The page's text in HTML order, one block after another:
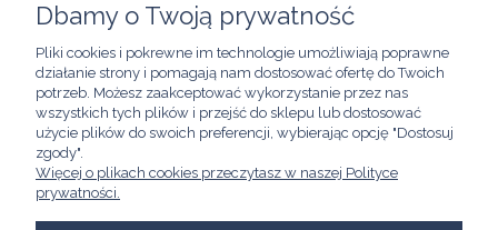
POMOC
MOJE KONTO
INFORMACJE
Kawimet W. Bunia i Spółka, Spółka Jawna
01-230 Warszawa
Dbamy o Twoją prywatność
Pliki cookies i pokrewne im technologie umożliwiają poprawne
działanie strony i pomagają nam dostosować ofertę do Twoich
potrzeb. Możesz zaakceptować wykorzystanie przez nas
wszystkich tych plików i przejść do sklepu lub dostosować
użycie plików do swoich preferencji, wybierając opcję "Dostosuj
zgody".
Więcej o plikach cookies przeczytasz w naszej Polityce
prywatności.